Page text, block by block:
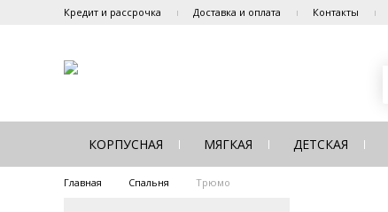
Кредит и рассрочка Доставка и оплата Контакты
КОРПУСНАЯ МЯГКАЯ ДЕТСКАЯ
Главная Спальня Трюмо